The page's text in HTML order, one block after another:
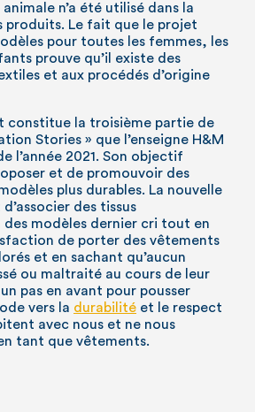
n’a été utilisé dans la
produits. Le fait que le projet
pour toutes les femmes, les
prouve qu’il existe des
et aux procédés d’origine
constitue la troisième partie de
Stories » que l’enseigne H&M
l’année 2021. Son objectif
et de promouvoir des
plus durables. La nouvelle
des tissus
des modèles dernier cri tout en
de porter des vêtements
et en sachant qu’aucun
ou maltraité au cours de leur
pas en avant pour pousser
vers la durabilité et le respect
avec nous et ne nous
tant que vêtements.